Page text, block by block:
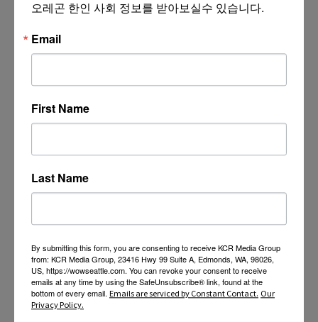
오레곤 한인 사회 정보를 받아보실수 있습니다.
Email
First Name
Last Name
By submitting this form, you are consenting to receive KCR Media Group
from: KCR Media Group, 23416 Hwy 99 Suite A, Edmonds, WA, 98026,
US, https://wowseattle.com. You can revoke your consent to receive
emails at any time by using the SafeUnsubscribe® link, found at the
bottom of every email. Emails are serviced by Constant Contact. Our
Privacy Policy.